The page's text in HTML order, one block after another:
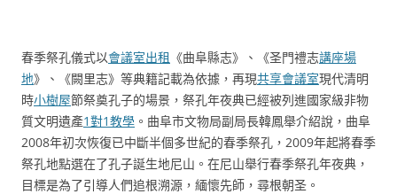
春季祭孔儀式以會議室出租 《曲阜縣志》、《圣門禮志講座場
地》、《闕里志》等典籍記載為依據，再現共享會議室現代清明
時小樹屋節祭奠孔子的場景，祭孔年夜典已經被列進國家級非物
質文明遺產1對1教學 。曲阜市文物局副局長韓鳳舉介紹說，曲阜
2008年初次恢復已中斷半個多世紀的春季祭孔，2009年起將春季
祭孔地點選在了孔子誕生地尼山。在尼山舉行春季祭孔年夜典，
目標是為了引導人們追根溯源，緬懷先師，尋根朝圣。